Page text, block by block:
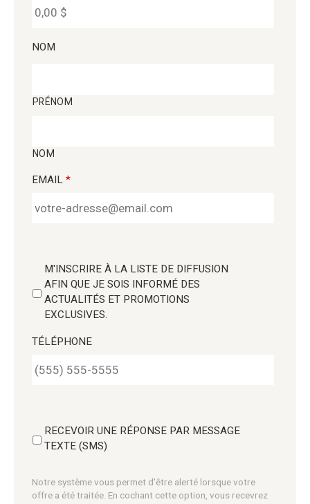
NOM
PRÉNOM
NOM
EMAIL *
M'INSCRIRE À LA LISTE DE DIFFUSION
AFIN QUE JE SOIS INFORMÉ DES
ACTUALITÉS ET PROMOTIONS
EXCLUSIVES.
TÉLÉPHONE
RECEVOIR UNE RÉPONSE PAR MESSAGE
TEXTE (SMS)
Notre système vous permet d'être alerté lorsque votre
offre a été traitée. En cochant cette option, vous recevrez